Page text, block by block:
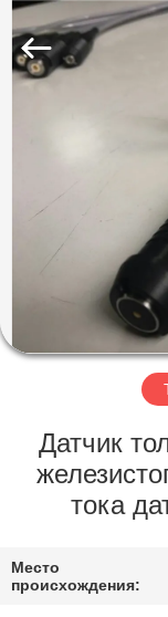
НАС
ФАБРИКИ
КАЧЕСТВА
HUATEC
CORPORATION.
Rights
Reserved.
Датчик
тока
Место
происхождения: